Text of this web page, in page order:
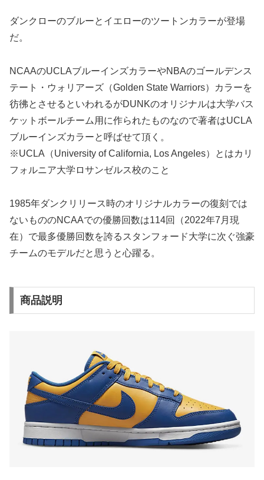
ダンクローのブルーとイエローのツートンカラーが登場
だ。
NCAAのUCLAブルーインズカラーやNBAのゴールデンス
テート・ウォリアーズ（Golden State Warriors）カラーを
彷彿とさせるといわれるがDUNKのオリジナルは大学バス
ケットボールチーム用に作られたものなので著者はUCLA
ブルーインズカラーと呼ばせて頂く。
※UCLA（University of California, Los Angeles）とはカリ
フォルニア大学ロサンゼルス校のこと
1985年ダンクリリース時のオリジナルカラーの復刻では
ないもののNCAAでの優勝回数は114回（2022年7月現
在）で最多優勝回数を誇るスタンフォード大学に次ぐ強豪
チームのモデルだと思うと心躍る。
商品説明